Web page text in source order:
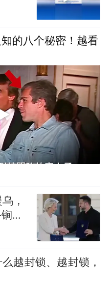
的八个秘密！越看
，
，
越封锁、越封锁，